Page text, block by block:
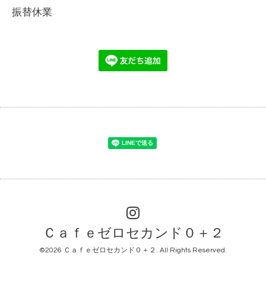
振替休業
Ｃａｆｅゼロセカンド０＋２
©2026 Ｃａｆｅゼロセカンド０＋２ . All Rights Reserved.